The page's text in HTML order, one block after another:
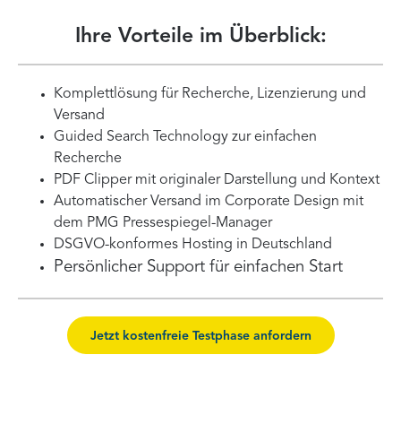
Ihre Vorteile im Überblick:
Komplettlösung für Recherche, Lizenzierung und
Versand
Guided Search Technology zur einfachen
Recherche
PDF Clipper mit originaler Darstellung und Kontext
Automatischer Versand im Corporate Design mit
dem PMG Pressespiegel-Manager
DSGVO-konformes Hosting in Deutschland
Persönlicher Support für einfachen Start
Jetzt kostenfreie Testphase anfordern